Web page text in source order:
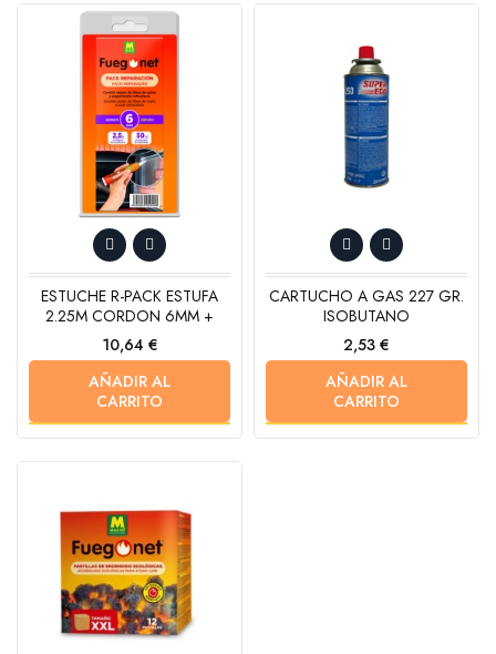
ESTUCHE R-PACK ESTUFA
2.25M CORDON 6MM +
Precio
10,64 €
AÑADIR AL
CARRITO
CARTUCHO A GAS 227 GR.
ISOBUTANO
Precio
2,53 €
AÑADIR AL
CARRITO